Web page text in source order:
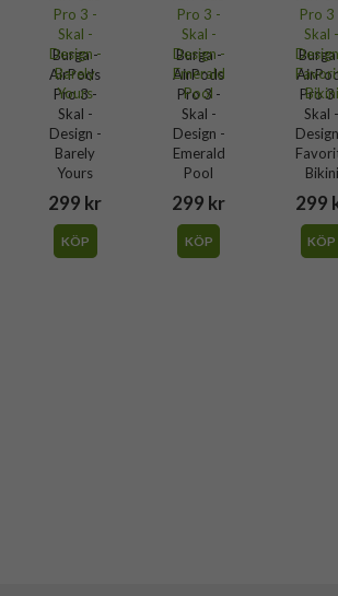
Burga -
AirPods
Pro 3 -
Skal -
Design -
Barely
Yours
299 kr
KÖP
Burga -
AirPods
Pro 3 -
Skal -
Design -
Emerald
Pool
299 kr
KÖP
Pro 3
Skal -
Bikini
299
KÖP